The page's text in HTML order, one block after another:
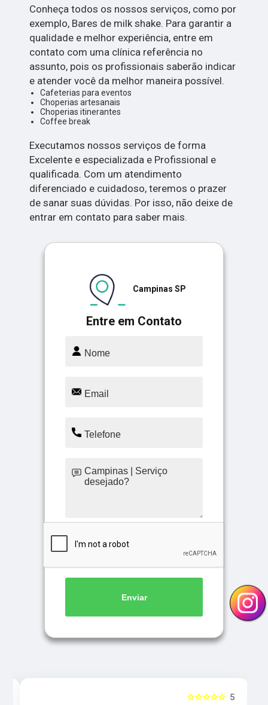
Conheça todos os nossos serviços, como por
exemplo, Bares de milk shake. Para garantir a
qualidade e melhor experiência, entre em
contato com uma clínica referência no
assunto, pois os profissionais saberão indicar
e atender você da melhor maneira possível.
Cafeterias para eventos
Choperias artesanais
Choperias itinerantes
Coffee break
Executamos nossos serviços de forma
Excelente e especializada e Profissional e
qualificada. Com um atendimento
diferenciado e cuidadoso, teremos o prazer
de sanar suas dúvidas. Por isso, não deixe de
entrar em contato para saber mais.
Entre em Contato
Campinas SP
Enviar
5
☆☆☆☆☆